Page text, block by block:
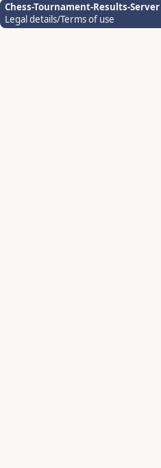
Chess-Tournament-Results-Server
Legal details/Terms of use